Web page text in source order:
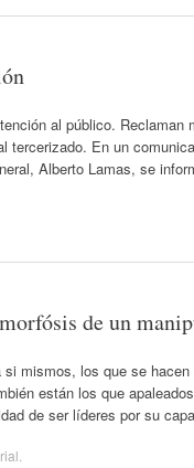
al público.
tercerizado. En un
Alberto Lamas, se
de un
mismos, los que se
están los que
de ser líderes por su